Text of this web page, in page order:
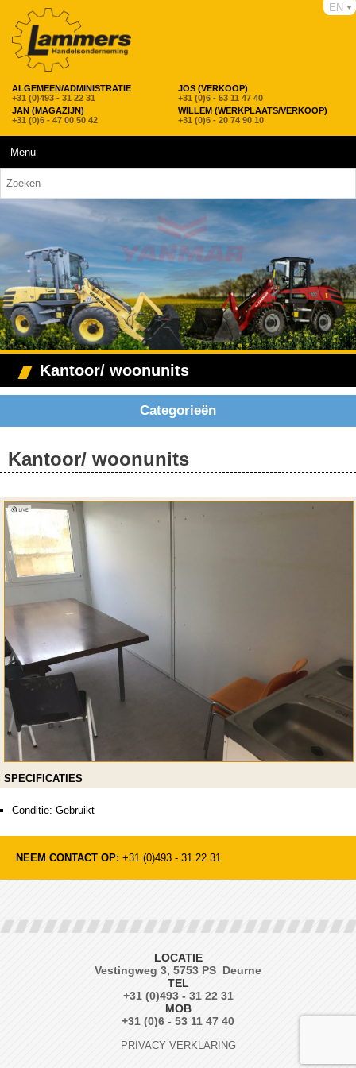
ALGEMEEN/ADMINISTRATIE
+31 (0)493 - 31 22 31
JOS (VERKOOP)
+31 (0)6 - 53 11 47 40
JAN (MAGAZIJN)
+31 (0)6 - 47 00 50 42
WILLEM (WERKPLAATS/VERKOOP)
+31 (0)6 - 20 74 90 10
EN
Menu
Kantoor/ woonunits
Categorieën
Kantoor/ woonunits
SPECIFICATIES
Conditie: Gebruikt
NEEM CONTACT OP: +31 (0)493 - 31 22 31
LOCATIE
Vestingweg 3, 5753 PS Deurne
TEL
+31 (0)493 - 31 22 31
MOB
+31 (0)6 - 53 11 47 40
PRIVACY VERKLARING